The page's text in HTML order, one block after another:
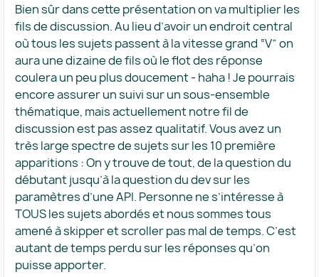
Bien sûr dans cette présentation on va multiplier les
fils de discussion. Au lieu d’avoir un endroit central
où tous les sujets passent à la vitesse grand “V” on
aura une dizaine de fils où le flot des réponse
coulera un peu plus doucement - haha ! Je pourrais
encore assurer un suivi sur un sous-ensemble
thématique, mais actuellement notre fil de
discussion est pas assez qualitatif. Vous avez un
très large spectre de sujets sur les 10 première
apparitions : On y trouve de tout, de la question du
débutant jusqu’à la question du dev sur les
paramètres d’une API. Personne ne s’intéresse à
TOUS les sujets abordés et nous sommes tous
amené à skipper et scroller pas mal de temps. C’est
autant de temps perdu sur les réponses qu’on
puisse apporter.